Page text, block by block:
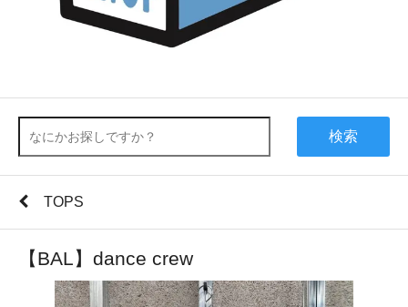
検索
TOPS
【BAL】dance crew